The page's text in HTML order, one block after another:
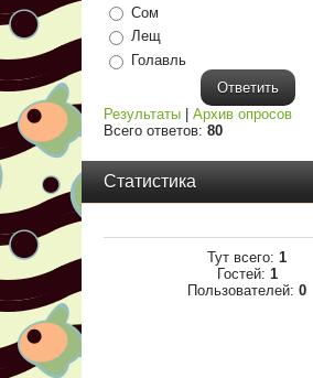
Сом
Лещ
Голавль
Результаты | Архив опросов
Всего ответов: 80
Статистика
Тут всего: 1
Гостей: 1
Пользователей: 0